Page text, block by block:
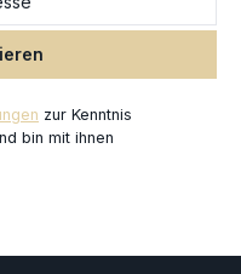
zur Kenntnis
bin mit ihnen